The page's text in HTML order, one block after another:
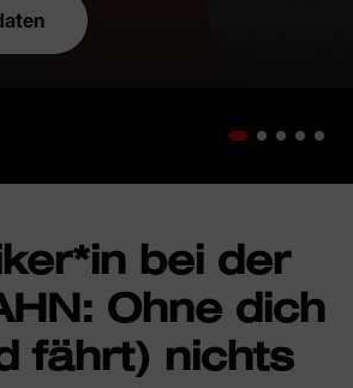
bei der
Ohne dich
fährt) nichts